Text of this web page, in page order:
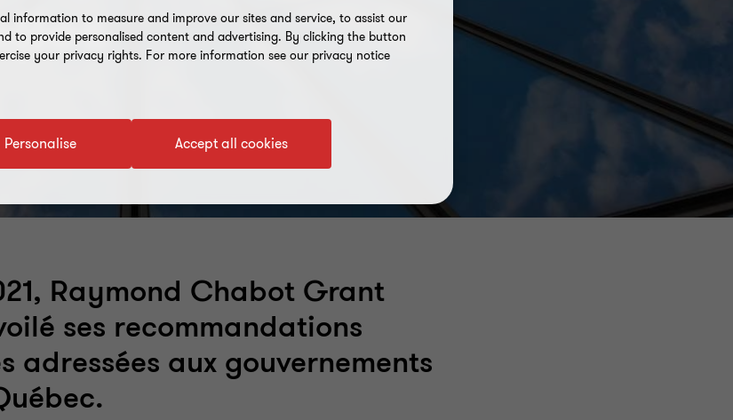
Raymond Chabot Grant
ses recommandations
adressées aux gouvernements
information to measure and improve our sites and service, to assist our
to provide personalised content and advertising. By clicking the button
your privacy rights. For more information see our privacy notice
Accept all cookies
Personalise